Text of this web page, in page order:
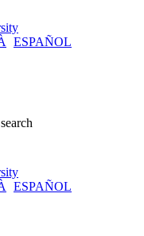
ESPAÑOL
ESPAÑOL